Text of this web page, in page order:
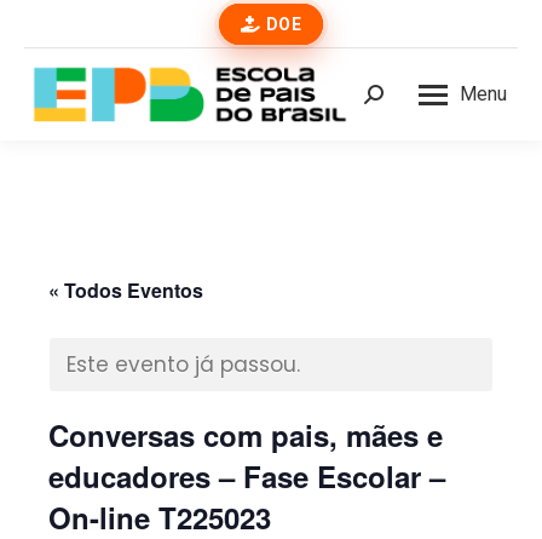
DOE
Menu
Buscar
« Todos Eventos
Este evento já passou.
Conversas com pais, mães e
educadores – Fase Escolar –
On-line T225023